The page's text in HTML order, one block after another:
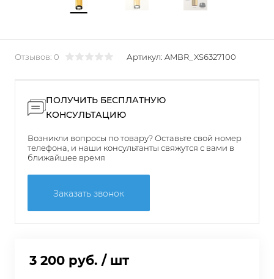
Отзывов: 0 Артикул: AMBR_XS6327100
ПОЛУЧИТЬ БЕСПЛАТНУЮ
КОНСУЛЬТАЦИЮ
Возникли вопросы по товару? Оставьте свой номер
телефона, и наши консультанты свяжутся с вами в
ближайшее время
Заказать звонок
3 200 руб. / шт